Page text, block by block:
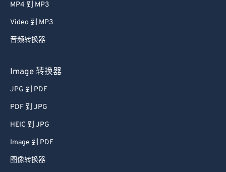
MP4 到 MP3
Video 到 MP3
音频转换器
Image 转换器
JPG 到 PDF
PDF 到 JPG
HEIC 到 JPG
Image 到 PDF
图像转换器